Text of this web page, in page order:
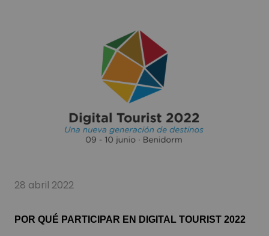
28 abril 2022
POR QUÉ PARTICIPAR EN DIGITAL TOURIST 2022